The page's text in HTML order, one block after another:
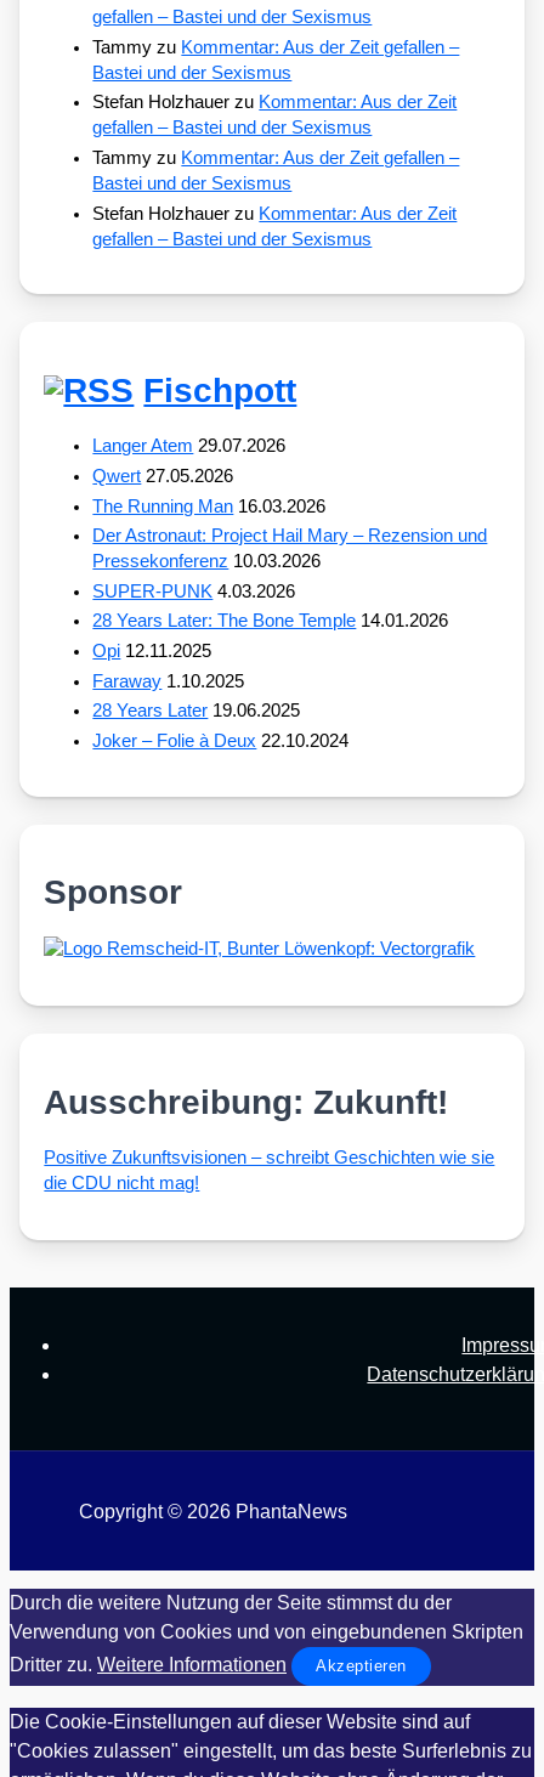
gefallen – Bastei und der Sexismus
Tammy zu Kommentar: Aus der Zeit gefallen –
Bastei und der Sexismus
Stefan Holzhauer zu Kommentar: Aus der Zeit
gefallen – Bastei und der Sexismus
Tammy zu Kommentar: Aus der Zeit gefallen –
Bastei und der Sexismus
Stefan Holzhauer zu Kommentar: Aus der Zeit
gefallen – Bastei und der Sexismus
Fischpott
Langer Atem 29.07.2026
Qwert 27.05.2026
The Running Man 16.03.2026
Der Astronaut: Project Hail Mary – Rezension und
Pressekonferenz 10.03.2026
SUPER-PUNK 4.03.2026
28 Years Later: The Bone Temple 14.01.2026
Opi 12.11.2025
Faraway 1.10.2025
28 Years Later 19.06.2025
Joker – Folie à Deux 22.10.2024
Sponsor
Ausschreibung: Zukunft!
Posi­ti­ve Zukunfts­vi­sio­nen – schreibt Geschich­ten wie sie
die CDU nicht mag!
Copyright © 2026 PhantaNews
Durch die weitere Nutzung der Seite stimmst du der
Verwendung von Cookies und von eingebundenen Skripten
Dritter zu. Weitere Informationen Akzeptieren
Die Cookie-Einstellungen auf dieser Website sind auf
"Cookies zulassen" eingestellt, um das beste Surferlebnis zu